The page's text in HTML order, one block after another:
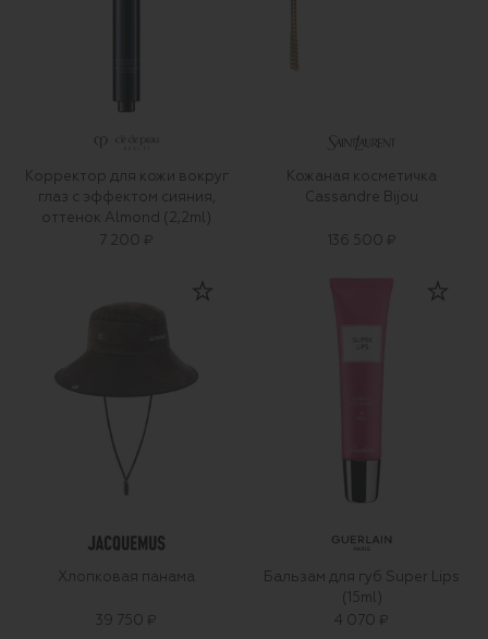
Корректор для кожи вокруг
глаз с эффектом сияния,
оттенок Almond (2,2ml)
7 200 ₽
Кожаная косметичка
Cassandre Bijou
136 500 ₽
Хлопковая панама
39 750 ₽
Бальзам для губ Super Lips
(15ml)
4 070 ₽